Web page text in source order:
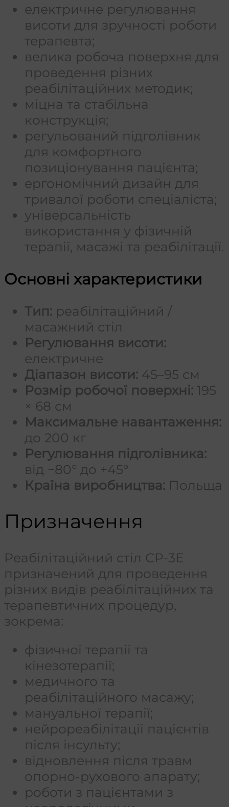
електричне регулювання
висоти для зручності роботи
терапевта;
велика робоча поверхня для
проведення різних
реабілітаційних методик;
міцна та стабільна
конструкція;
регульований підголівник
для комфортного
позиціонування пацієнта;
ергономічний дизайн для
тривалої роботи спеціаліста;
універсальність
використання у фізичній
терапії, масажі та реабілітації.
Основні характеристики
Тип: реабілітаційний /
масажний стіл
Регулювання висоти:
електричне
Діапазон висоти: 45–95 см
Розмір робочої поверхні: 195
× 68 см
Максимальне навантаження:
до 200 кг
Регулювання підголівника:
від −80° до +45°
Країна виробництва: Польща
Призначення
Реабілітаційний стіл СР-3Е
призначений для проведення
різних видів реабілітаційних та
терапевтичних процедур,
зокрема:
фізичної терапії та
кінезотерапії;
медичного та
реабілітаційного масажу;
мануальної терапії;
нейрореабілітації пацієнтів
після інсульту;
відновлення після травм
опорно-рухового апарату;
роботи з пацієнтами з